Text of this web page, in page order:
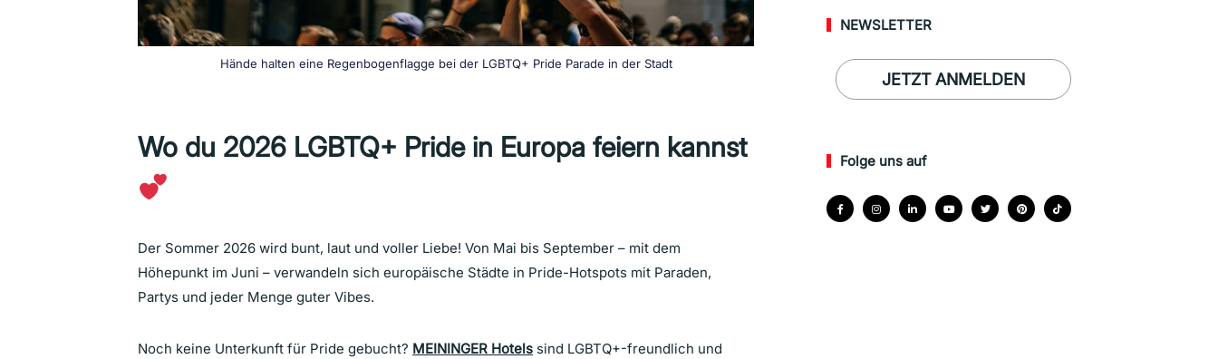
Hände halten eine Regenbogenflagge bei der LGBTQ+ Pride Parade in der Stadt
Wo du 2026 LGBTQ+ Pride in Europa feiern kannst
Der Sommer 2026 wird bunt, laut und voller Liebe! Von Mai bis September – mit dem
Höhepunkt im Juni – verwandeln sich europäische Städte in Pride-Hotspots mit Paraden,
Partys und jeder Menge guter Vibes.
Noch keine Unterkunft für Pride gebucht? MEININGER Hotels sind LGBTQ+-freundlich und
NEWSLETTER
JETZT ANMELDEN
Folge uns auf